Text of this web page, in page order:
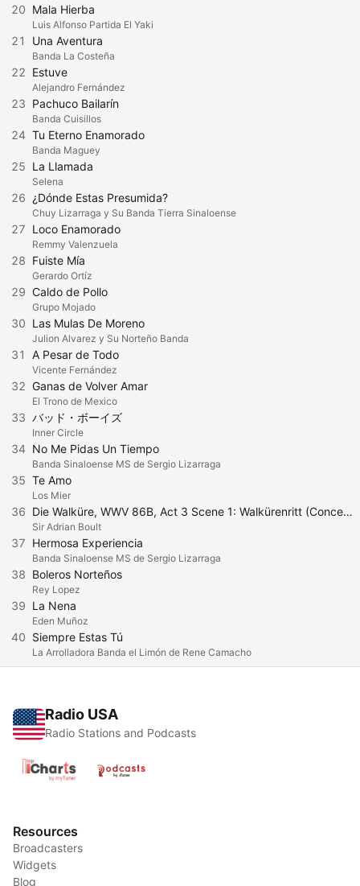
20 Mala Hierba
Luis Alfonso Partida El Yaki
21 Una Aventura
Banda La Costeña
22 Estuve
Alejandro Fernández
23 Pachuco Bailarín
Banda Cuisillos
24 Tu Eterno Enamorado
Banda Maguey
25 La Llamada
Selena
26 ¿Dónde Estas Presumida?
Chuy Lizarraga y Su Banda Tierra Sinaloense
27 Loco Enamorado
Remmy Valenzuela
28 Fuiste Mía
Gerardo Ortíz
29 Caldo de Pollo
Grupo Mojado
30 Las Mulas De Moreno
Julion Alvarez y Su Norteño Banda
31 A Pesar de Todo
Vicente Fernández
32 Ganas de Volver Amar
El Trono de Mexico
33 バッド・ボーイズ
Inner Circle
34 No Me Pidas Un Tiempo
Banda Sinaloense MS de Sergio Lizarraga
35 Te Amo
Los Mier
36 Die Walküre, WWV 86B, Act 3 Scene 1: Walkürenritt (Concert Version. Lebhaft)
Sir Adrian Boult
37 Hermosa Experiencia
Banda Sinaloense MS de Sergio Lizarraga
38 Boleros Norteños
Rey Lopez
39 La Nena
Eden Muñoz
40 Siempre Estas Tú
La Arrolladora Banda el Limón de Rene Camacho
Radio USA
Radio Stations and Podcasts
Resources
Broadcasters
Widgets
Blog